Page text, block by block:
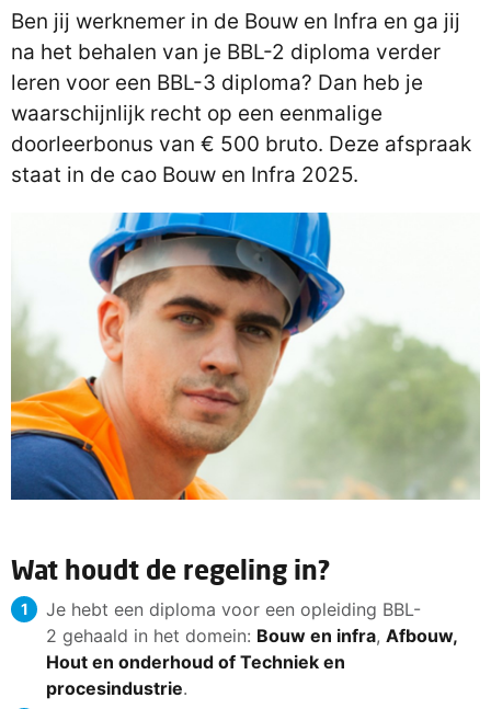
Ben jij werknemer in de Bouw en Infra en ga jij
na het behalen van je BBL-2 diploma verder
leren voor een BBL-3 diploma? Dan heb je
waarschijnlijk recht op een eenmalige
doorleerbonus van € 500 bruto. Deze afspraak
staat in de cao Bouw en Infra 2025.
Wat houdt de regeling in?
Je hebt een diploma voor een opleiding BBL-
2 gehaald in het domein: Bouw en infra, Afbouw,
Hout en onderhoud of Techniek en
procesindustrie.